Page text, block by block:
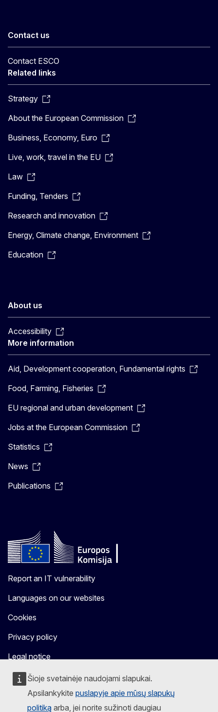
Šioje svetainėje naudojami slapukai.
Apsilankykite puslapyje apie mūsų slapukų
politiką arba, jei norite sužinoti daugiau
Contact us
Contact ESCO
Related links
Strategy
About the European Commission
Business, Economy, Euro
Live, work, travel in the EU
Law
Funding, Tenders
Research and innovation
Energy, Climate change, Environment
Education
About us
Accessibility
More information
Aid, Development cooperation, Fundamental rights
Food, Farming, Fisheries
EU regional and urban development
Jobs at the European Commission
Statistics
News
Publications
Report an IT vulnerability
Languages on our websites
Cookies
Privacy policy
Legal notice